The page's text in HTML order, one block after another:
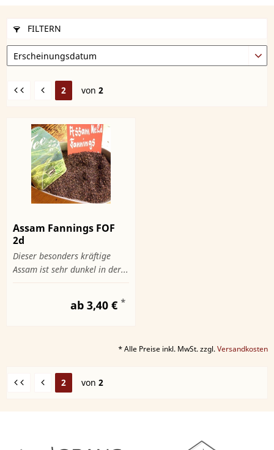
FILTERN
2 von 2
Assam Fannings FOF
2d
Dieser besonders kräftige
Assam ist sehr dunkel in der...
ab 3,40 € *
* Alle Preise inkl. MwSt. zzgl.Versandkosten
2 von 2